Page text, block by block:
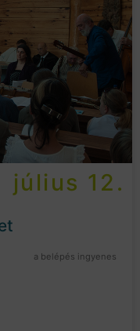
július 12.
a belépés ingyenes